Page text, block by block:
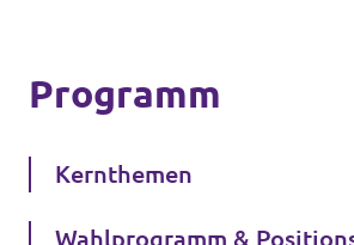
Programm
Kernthemen
Wahlprogramm &